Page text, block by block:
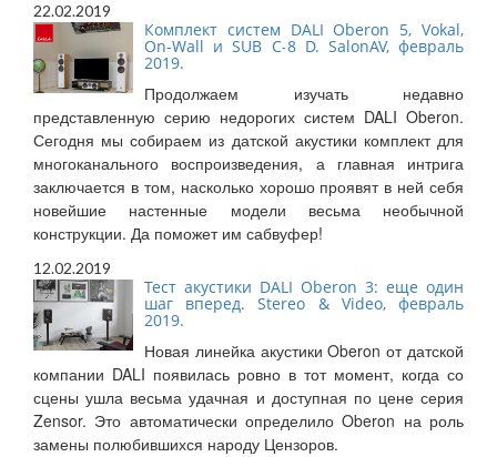
22.02.2019
Комплект систем DALI Oberon 5, Vokal,
On-Wall и SUB C-8 D. SalonAV, февраль
2019.
Продолжаем изучать недавно
представленную серию недорогих систем DALI Oberon.
Сегодня мы собираем из датской акустики комплект для
многоканального воспроизведения, а главная интрига
заключается в том, насколько хорошо проявят в ней себя
новейшие настенные модели весьма необычной
конструкции. Да поможет им сабвуфер!
12.02.2019
Тест акустики DALI Oberon 3: еще один
шаг вперед. Stereo & Video, февраль
2019.
Новая линейка акустики Oberon от датской
компании DALI появилась ровно в тот момент, когда со
сцены ушла весьма удачная и доступная по цене серия
Zensor. Это автоматически определило Oberon на роль
замены полюбившихся народу Цензоров.